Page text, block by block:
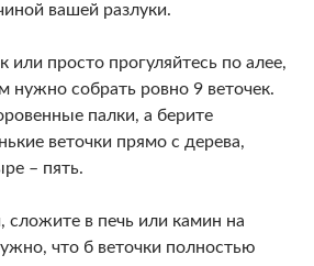
вашей разлуки.
или просто прогуляйтесь по алее,
нужно собрать ровно 9 веточек.
палки, а берите
веточки прямо с дерева,
– пять.
сложите в печь или камин на
что б веточки полностью